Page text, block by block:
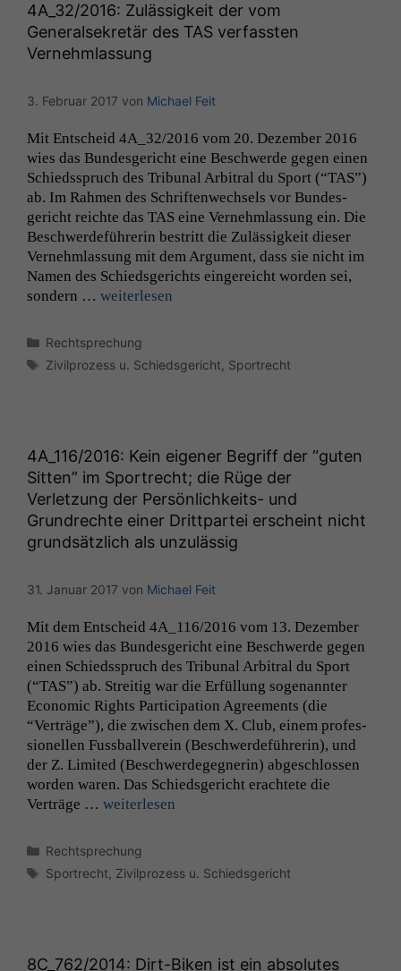
4A_32/2016: Zulässigkeit der vom
Generalsekretär des TAS verfassten
Vernehmlassung
3. Februar 2017 von Michael Feit
Mit Entscheid 4A_32/2016 vom 20. Dezem­ber 2016
wies das Bun­des­gericht eine Beschw­erde gegen einen
Schiedsspruch des Tri­bunal Arbi­tral du Sport (“TAS”)
ab. Im Rah­men des Schriften­wech­sels vor Bun­des­
gericht reichte das TAS eine Vernehm­las­sung ein. Die
Beschw­erde­führerin bestritt die Zuläs­sigkeit dieser
Vernehm­las­sung mit dem Argu­ment, dass sie nicht im
Namen des Schieds­gerichts ein­gere­icht wor­den sei,
son­dern … weit­er­lesen
Kategorien
Rechtsprechung
Schlagwörter
Zivilprozess u. Schiedsgericht Sportrecht
4A_116/2016: Kein eigener Begriff der “guten
Sitten” im Sportrecht; die Rüge der
Verletzung der Persönlichkeits- und
Grundrechte einer Drittpartei erscheint nicht
grundsätzlich als unzulässig
31. Januar 2017 von Michael Feit
Mit dem Entscheid 4A_116/2016 vom 13. Dezem­ber
2016 wies das Bun­des­gericht eine Beschw­erde gegen
einen Schiedsspruch des Tri­bunal Arbi­tral du Sport
(“TAS”) ab. Stre­it­ig war die Erfül­lung soge­nan­nter
Eco­nom­ic Rights Par­tic­i­pa­tion Agree­ments (die
“Verträge”), die zwis­chen dem X. Club, einem pro­fes­
sionellen Fuss­bal­lvere­in (Beschw­erde­führerin), und
der Z. Lim­it­ed (Beschw­erdegeg­ner­in) abgeschlossen
wor­den waren. Das Schieds­gericht erachtete die
Verträge … weit­er­lesen
Kategorien
Rechtsprechung
Schlagwörter
Sportrecht Zivilprozess u. Schiedsgericht
8C_762/2014: Dirt-Biken ist ein absolutes